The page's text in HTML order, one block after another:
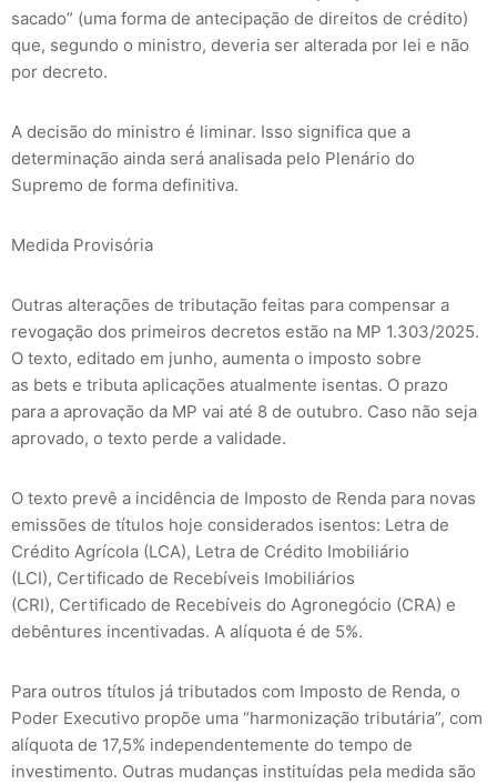
sacado” (uma forma de antecipação de direitos de crédito)
que, segundo o ministro, deveria ser alterada por lei e não
por decreto.
A decisão do ministro é liminar. Isso significa que a
determinação ainda será analisada pelo Plenário do
Supremo de forma definitiva.
Medida Provisória
Outras alterações de tributação feitas para compensar a
revogação dos primeiros decretos estão na MP 1.303/2025.
O texto, editado em junho, aumenta o imposto sobre
as bets e tributa aplicações atualmente isentas. O prazo
para a aprovação da MP vai até 8 de outubro. Caso não seja
aprovado, o texto perde a validade.
O texto prevê a incidência de Imposto de Renda para novas
emissões de títulos hoje considerados isentos: Letra de
Crédito Agrícola (LCA), Letra de Crédito Imobiliário
(LCI), Certificado de Recebíveis Imobiliários
(CRI), Certificado de Recebíveis do Agronegócio (CRA) e
debêntures incentivadas. A alíquota é de 5%.
Para outros títulos já tributados com Imposto de Renda, o
Poder Executivo propõe uma “harmonização tributária”, com
alíquota de 17,5% independentemente do tempo de
investimento. Outras mudanças instituídas pela medida são